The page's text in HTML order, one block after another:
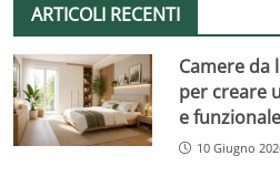
ARTICOLI RECENTI
Camere da
per creare
e funzionale
10 Giugno